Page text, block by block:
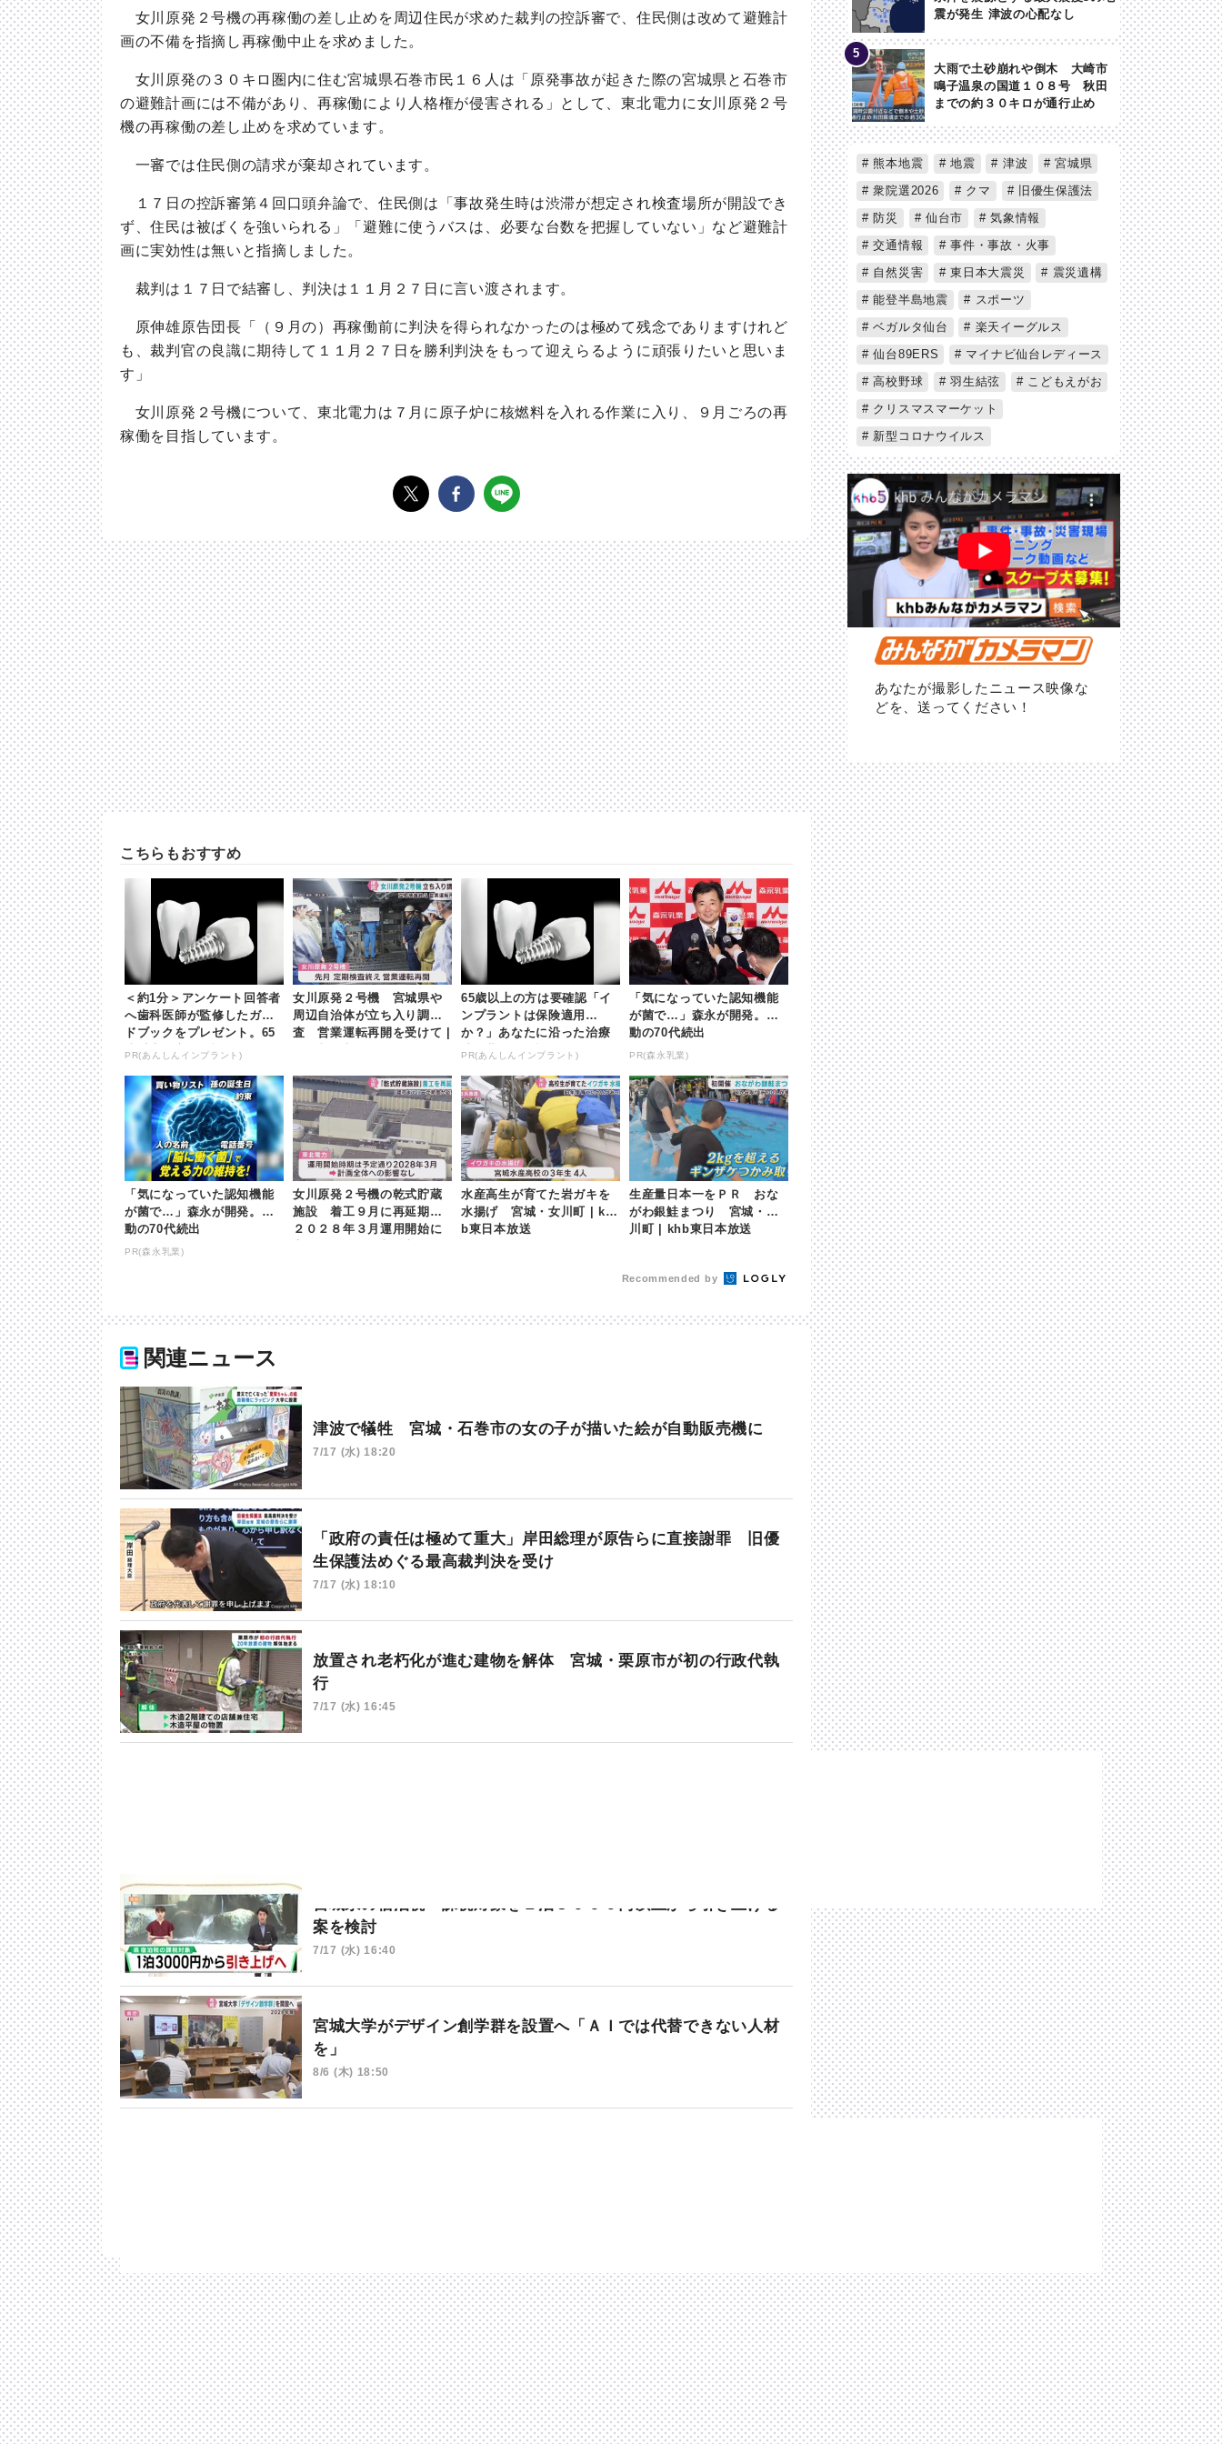
女川原発２号機の再稼働の差し止めを周辺住民が求めた裁判の控訴審で、住民側は改めて避難計
画の不備を指摘し再稼働中止を求めました。
女川原発の３０キロ圏内に住む宮城県石巻市民１６人は「原発事故が起きた際の宮城県と石巻市
の避難計画には不備があり、再稼働により人格権が侵害される」として、東北電力に女川原発２号
機の再稼働の差し止めを求めています。
一審では住民側の請求が棄却されています。
１７日の控訴審第４回口頭弁論で、住民側は「事故発生時は渋滞が想定され検査場所が開設でき
ず、住民は被ばくを強いられる」「避難に使うバスは、必要な台数を把握していない」など避難計
画に実効性は無いと指摘しました。
裁判は１７日で結審し、判決は１１月２７日に言い渡されます。
原伸雄原告団長「（９月の）再稼働前に判決を得られなかったのは極めて残念でありますけれど
も、裁判官の良識に期待して１１月２７日を勝利判決をもって迎えらるように頑張りたいと思いま
す」
女川原発２号機について、東北電力は７月に原子炉に核燃料を入れる作業に入り、９月ごろの再
稼働を目指しています。
こちらもおすすめ
＜約1分＞アンケート回答者
へ歯科医師が監修したガイ
ドブックをプレゼント。65
歳以上の方は確認してみて
PR(あんしんインプラント)
女川原発２号機 宮城県や
周辺自治体が立ち入り調
査 営業運転再開を受けて |
65歳以上の方は要確認「イ
ンプラントは保険適用
か？」あなたに沿った治療
法や費用を解説
PR(あんしんインプラント)
「気になっていた認知機能
が菌で…」森永が開発。感
動の70代続出
PR(森永乳業)
「気になっていた認知機能
が菌で…」森永が開発。感
動の70代続出
PR(森永乳業)
女川原発２号機の乾式貯蔵
施設 着工９月に再延期
２０２８年３月運用開始に
水産高生が育てた岩ガキを
水揚げ 宮城・女川町 | kh
b東日本放送
生産量日本一をＰＲ おな
がわ銀鮭まつり 宮城・女
川町 | khb東日本放送
Recommended by
関連ニュース
津波で犠牲 宮城・石巻市の女の子が描いた絵が自動販売機に
7/17 (水) 18:20
「政府の責任は極めて重大」岸田総理が原告らに直接謝罪 旧優
生保護法めぐる最高裁判決を受け
7/17 (水) 18:10
放置され老朽化が進む建物を解体 宮城・栗原市が初の行政代執
行
7/17 (水) 16:45
宮城県の宿泊税 課税対象を１泊３０００円以上から引き上げる
案を検討
7/17 (水) 16:40
宮城大学がデザイン創学群を設置へ「ＡＩでは代替できない人材
を」
8/6 (木) 18:50
震が発生 津波の心配なし
大雨で土砂崩れや倒木 大崎市
鳴子温泉の国道１０８号 秋田
までの約３０キロが通行止め
熊本地震 地震 津波
宮城県
衆院選2026
クマ
旧優生保護法
防災
仙台市
気象情報
交通情報
事件・事故・火事
自然災害
東日本大震災
震災遺構
能登半島地震
スポーツ
ベガルタ仙台
楽天イーグルス
仙台89ERS
マイナビ仙台レディース
高校野球
羽生結弦
こどもえがお
クリスマスマーケット
新型コロナウイルス
あなたが撮影したニュース映像な
どを、送ってください！